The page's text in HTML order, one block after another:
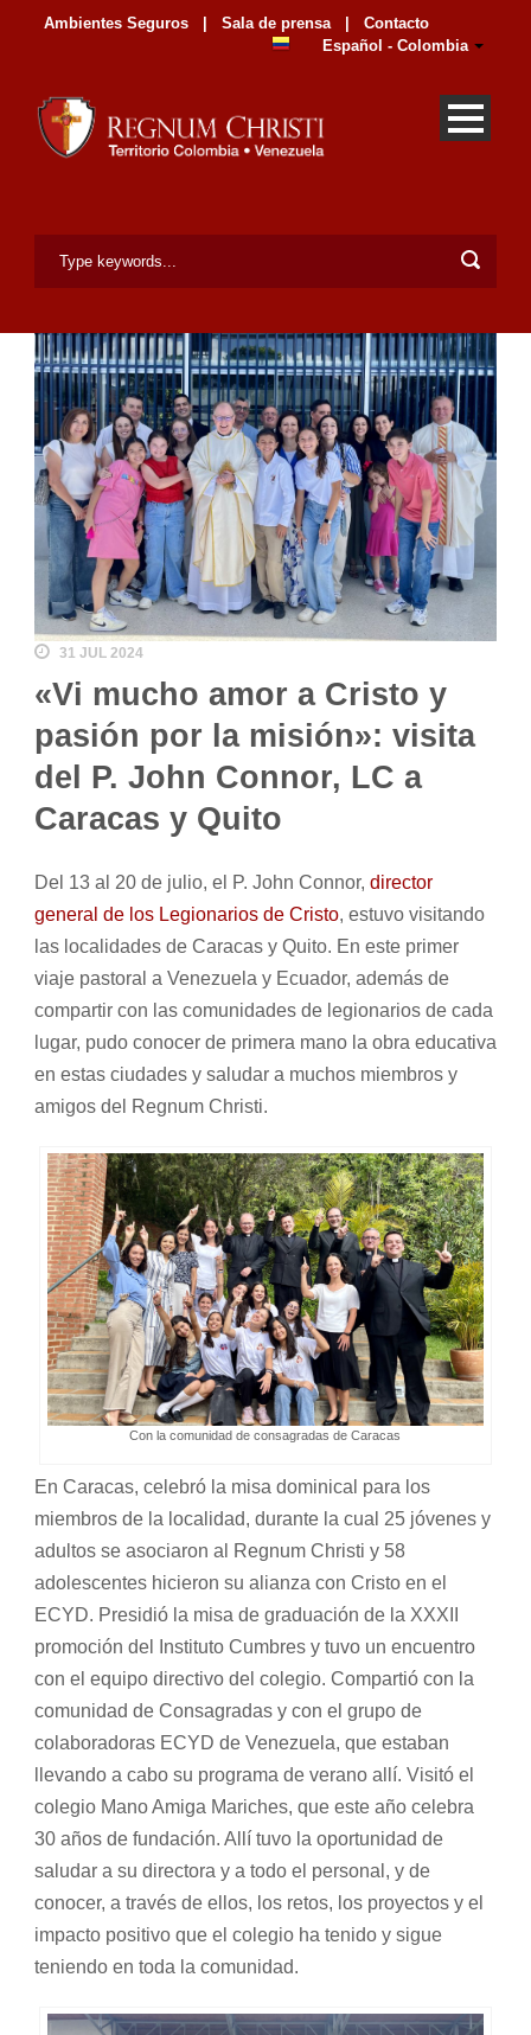
Ambientes Seguros Sala de prensa
Contacto
Español - Colombia
31 JUL 2024
«Vi mucho amor a Cristo y
pasión por la misión»: visita
del P. John Connor, LC a
Caracas y Quito
Del 13 al 20 de julio, el P. John Connor, director
general de los Legionarios de Cristo, estuvo visitando
las localidades de Caracas y Quito. En este primer
viaje pastoral a Venezuela y Ecuador, además de
compartir con las comunidades de legionarios de cada
lugar, pudo conocer de primera mano la obra educativa
en estas ciudades y saludar a muchos miembros y
amigos del Regnum Christi.
Con la comunidad de consagradas de Caracas
En Caracas, celebró la misa dominical para los
miembros de la localidad, durante la cual 25 jóvenes y
adultos se asociaron al Regnum Christi y 58
adolescentes hicieron su alianza con Cristo en el
ECYD. Presidió la misa de graduación de la XXXII
promoción del Instituto Cumbres y tuvo un encuentro
con el equipo directivo del colegio. Compartió con la
comunidad de Consagradas y con el grupo de
colaboradoras ECYD de Venezuela, que estaban
llevando a cabo su programa de verano allí. Visitó el
colegio Mano Amiga Mariches, que este año celebra
30 años de fundación. Allí tuvo la oportunidad de
saludar a su directora y a todo el personal, y de
conocer, a través de ellos, los retos, los proyectos y el
impacto positivo que el colegio ha tenido y sigue
teniendo en toda la comunidad.